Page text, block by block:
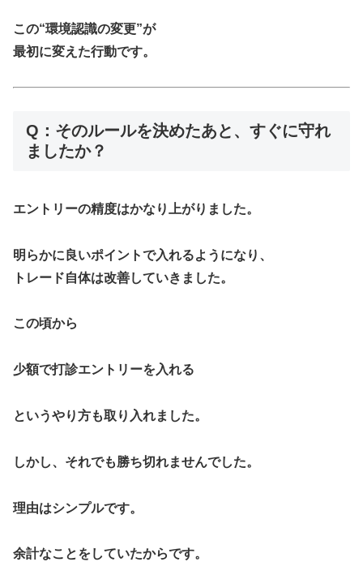
この“環境認識の変更”が
最初に変えた行動です。
Q：そのルールを決めたあと、すぐに守れ
ましたか？
エントリーの精度はかなり上がりました。
明らかに良いポイントで入れるようになり、
トレード自体は改善していきました。
この頃から
少額で打診エントリーを入れる
というやり方も取り入れました。
しかし、それでも勝ち切れませんでした。
理由はシンプルです。
余計なことをしていたからです。